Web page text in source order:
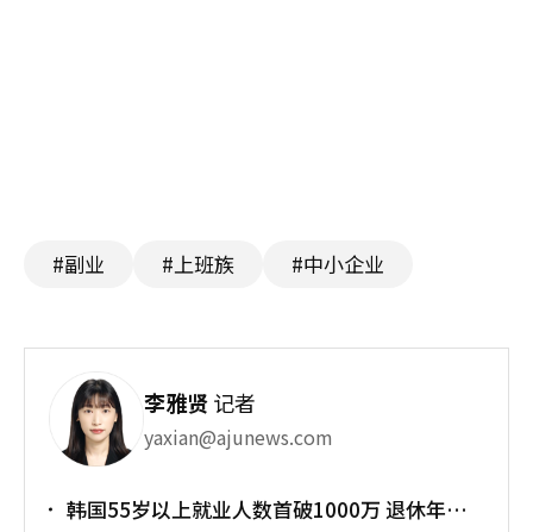
#副业 #上班族 #中小企业
李雅贤记者
yaxian@ajunews.com
韩国55岁以上就业人数首破1000万 退休年龄